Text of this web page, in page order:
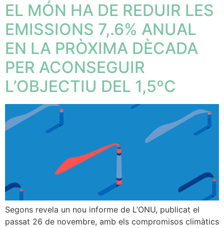
EL MÓN HA DE REDUIR LES
EMISSIONS 7,.6% ANUAL
EN LA PRÒXIMA DÈCADA
PER ACONSEGUIR
L’OBJECTIU DEL 1,5ºC
Segons revela un nou informe de L’ONU, publicat el
passat 26 de novembre, amb els compromisos climàtics